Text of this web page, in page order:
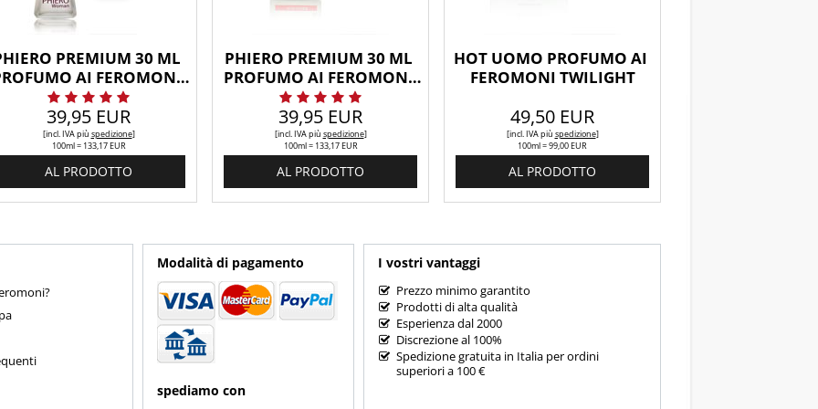
PREMIUM 30 ML
AI FEROMONI
PER DONNA
39,95 EUR
[incl. IVApiù spedizione]
100ml = 133,17 EUR
AL PRODOTTO
PHIERO PREMIUM 30 ML
PROFUMO AI FEROMONI
PER UOMO
39,95 EUR
[incl. IVApiù spedizione]
100ml = 133,17 EUR
AL PRODOTTO
HOT UOMO PROFUMO AI
FEROMONI TWILIGHT
49,50 EUR
[incl. IVApiù spedizione]
100ml = 99,00 EUR
AL PRODOTTO
Modalità di pagamento
spediamo con
I vostri vantaggi
Prezzo minimo garantito
Prodotti di alta qualità
Esperienza dal 2000
Discrezione al 100%
Spedizione gratuita in Italia per ordini
superiori a 100 €